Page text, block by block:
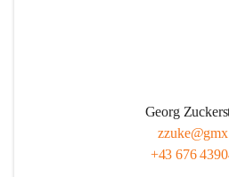
Georg
+43 676